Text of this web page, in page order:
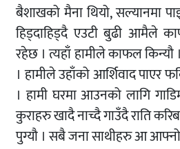
बैशाखको मैना थियो, सल्यानमा
हिड्दाहिड्दै एउटी बुढी आमैले
रहेछ । त्यहाँ हामीले काफल किन्यौ
। हामीले उहाँको आर्शिवाद पाएर
। हामी घरमा आउनको लागि
कुराहरु खादै नाच्दै गाउँदै राति
पुग्यौ । सबै जना साथीहरु आ आफ्नो